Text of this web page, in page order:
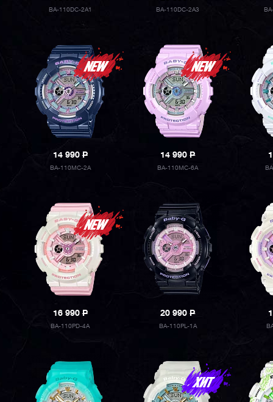
BA-110DC-2A1 BA-110DC-2A3
14 990P
BA-110MC-2A
14 990P
BA-110MC-6A
16 990P
BA-110PD-4A
20 990P
BA-110PL-1A